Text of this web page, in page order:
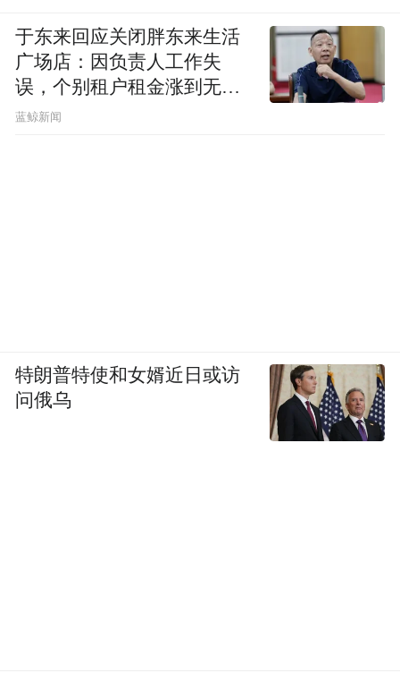
于东来回应关闭胖东来生活
广场店：因负责人工作失
误，个别租户租金涨到无法
想象
蓝鲸新闻
特朗普特使和女婿近日或访
问俄乌